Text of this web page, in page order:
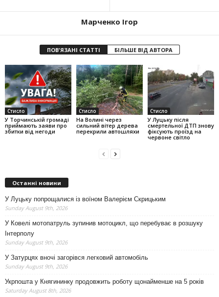
Марченко Ігор
ПОВ'ЯЗАНІ СТАТТІ БІЛЬШЕ ВІД АВТОРА
Стисло
У Торчинській громаді
приймають заяви про
збитки від негоди
Стисло
На Волині через
сильний вітер дерева
перекрили автошляхи
Стисло
У Луцьку після
смертельної ДТП знову
фіксують проїзд на
червоне світло
Останні новини
У Луцьку попрощалися із воїном Валерієм Скрицьким
Sunday August 9th, 2026
У Ковелі мотопатруль зупинив мотоцикл, що перебуває в розшуку
Інтерполу
Sunday August 9th, 2026
У Затурцях вночі загорівся легковий автомобіль
Sunday August 9th, 2026
Укрпошта у Княгининку продовжить роботу щонайменше на 5 років
Saturday August 8th, 2026